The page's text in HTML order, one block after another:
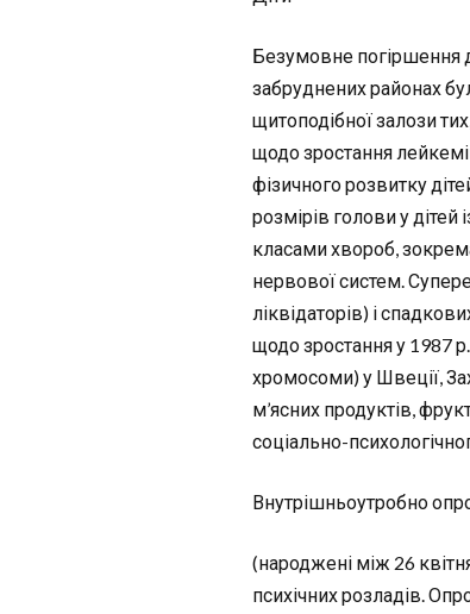
Безумовне погіршення
забруднених районах
щитоподібної залози
щодо зростання
фізичного розвитку
розмірів голови у дітей
класами хвороб,
нервової систем.
ліквідаторів) і
щодо зростання у 1987
хромосоми) у Швеції,
м’ясних продуктів,
соціально-
Внутрішньоутробно
(народжені між 26
психічних розладів.